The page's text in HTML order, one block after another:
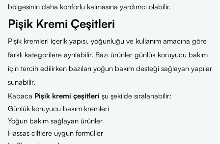
bölgesinin daha konforlu kalmasına yardımcı olabilir.
Pişik Kremi Çeşitleri
Pişik kremleri içerik yapısı, yoğunluğu ve kullanım amacına göre
farklı kategorilere ayrılabilir. Bazı ürünler günlük koruyucu bakım
için tercih edilirken bazıları yoğun bakım desteği sağlayan yapılar
sunabilir.
Kabaca Pişik kremi çeşitleri şu şekilde sıralanabilir:
Günlük koruyucu bakım kremleri
Yoğun bakım sağlayan ürünler
Hassas ciltlere uygun formüller